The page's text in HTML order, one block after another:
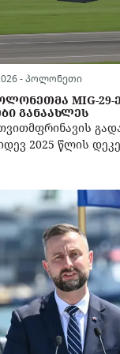
- პოლონეთი
MIG-29-
ᲒᲐᲜᲐᲐᲮᲚᲔᲡ
2025 წლის